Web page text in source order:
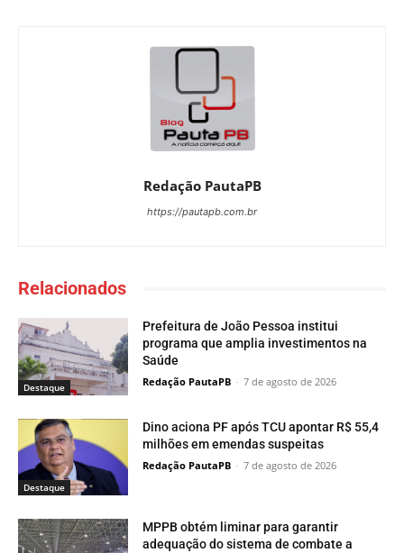
Redação PautaPB
https://pautapb.com.br
Relacionados
Destaque
Prefeitura de João Pessoa institui
programa que amplia investimentos na
Saúde
Redação PautaPB - 7 de agosto de 2026
Destaque
Dino aciona PF após TCU apontar R$ 55,4
milhões em emendas suspeitas
Redação PautaPB - 7 de agosto de 2026
MPPB obtém liminar para garantir
adequação do sistema de combate a